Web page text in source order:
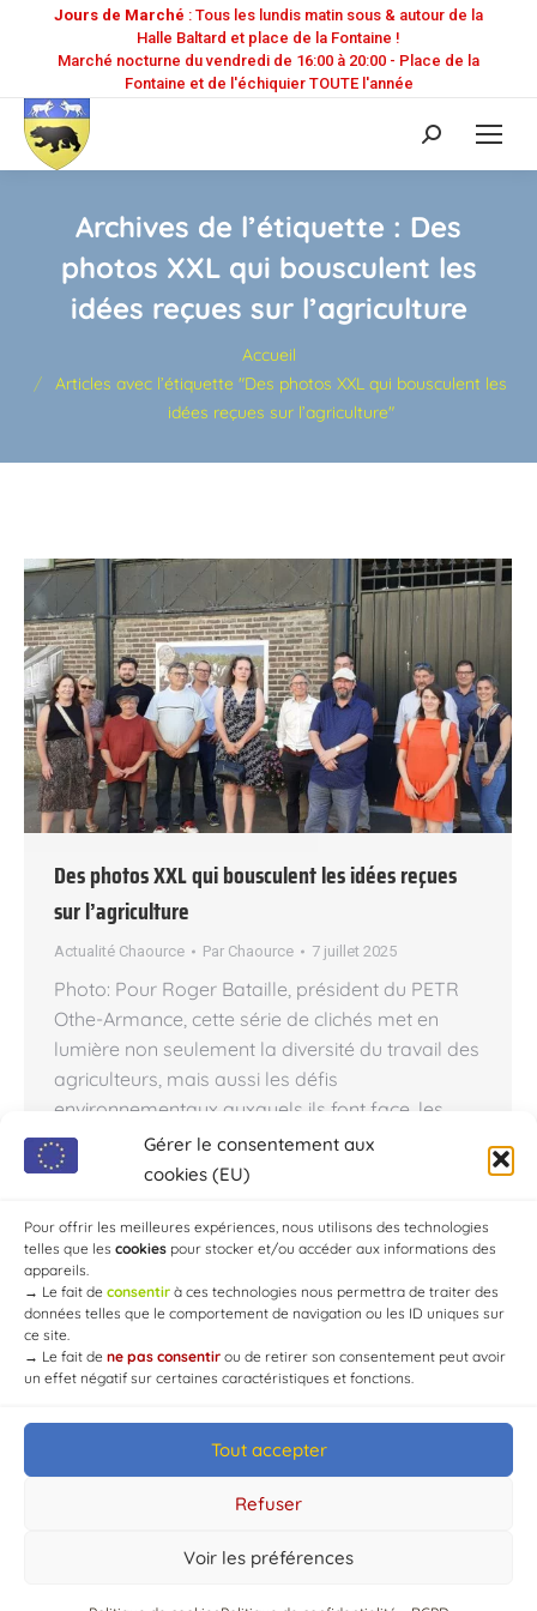
Gérer le consentement aux
cookies (EU)
Pour offrir les meilleures expériences, nous utilisons des technologies
telles que les cookies pour stocker et/ou accéder aux informations des
appareils.
→ Le fait de consentir à ces technologies nous permettra de traiter des
données telles que le comportement de navigation ou les ID uniques sur
ce site.
→ Le fait de ne pas consentir ou de retirer son consentement peut avoir
un effet négatif sur certaines caractéristiques et fonctions.
Tout accepter
Refuser
Voir les préférences
Jours de Marché : Tous les lundis matin sous & autour de la
Halle Baltard et place de la Fontaine !
Marché nocturne du vendredi de 16:00 à 20:00 - Place de la
Fontaine et de l'échiquier TOUTE l'année
Recherche
:
Archives de l’étiquette : Des
photos XXL qui bousculent les
idées reçues sur l’agriculture
Accueil
Articles avec l’étiquette "Des photos XXL qui bousculent les
idées reçues sur l’agriculture"
Des photos XXL qui bousculent les idées reçues
sur l’agriculture
Actualité Chaource Par Chaource 7 juillet 2025
Photo: Pour Roger Bataille, président du PETR
Othe-Armance, cette série de clichés met en
lumière non seulement la diversité du travail des
agriculteurs, mais aussi les défis
environnementaux auxquels ils font face, les
enjeux sociétaux et les richesses culturelles.
Chaource. Huit grandes photos de l’exposition «
Armance…
© Mairie de Chaource [2004-2024] | Tous droits réservés.
Developed byWEB3-DESIGN